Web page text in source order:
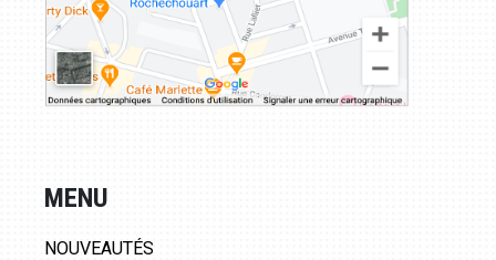
MENU
NOUVEAUTÉS